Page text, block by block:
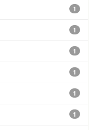
1
1
1
1
1
1